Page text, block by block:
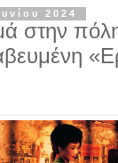
2024
στην